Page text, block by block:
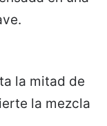
la mitad de
la mezcla